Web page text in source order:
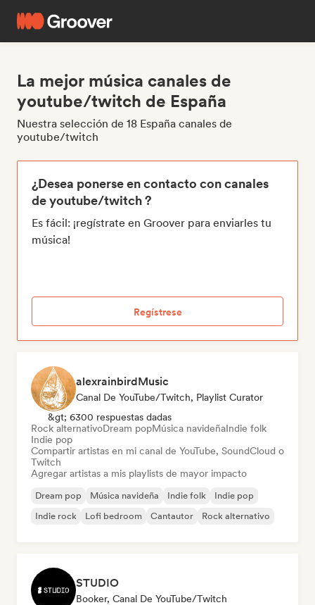
La mejor música canales de
youtube/twitch de España
Nuestra selección de 18 España canales de
youtube/twitch
¿Desea ponerse en contacto con canales
de youtube/twitch ?
Es fácil: ¡regístrate en Groover para enviarles tu
música!
Regístrese
alexrainbirdMusic
Canal De YouTube/Twitch, Playlist Curator
&gt; 6300 respuestas dadas
Rock alternativoDream popMúsica navideñaIndie folk
Indie pop
Compartir artistas en mi canal de YouTube, SoundCloud o
Twitch
Agregar artistas a mis playlists de mayor impacto
Dream pop Música navideña Indie folk
Indie pop
Indie rock
Lofi bedroom Cantautor Rock alternativo
STUDIO
Booker, Canal De YouTube/Twitch